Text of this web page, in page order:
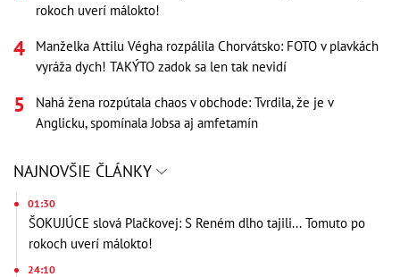
rokoch uverí málokto!
Manželka Attilu Végha rozpálila Chorvátsko: FOTO v plavkách
vyráža dych! TAKÝTO zadok sa len tak nevidí
Nahá žena rozpútala chaos v obchode: Tvrdila, že je v
Anglicku, spomínala Jobsa aj amfetamín
NAJNOVŠIE ČLÁNKY
01:30
ŠOKUJÚCE slová Plačkovej: S Reném dlho tajili... Tomuto po
rokoch uverí málokto!
24:10